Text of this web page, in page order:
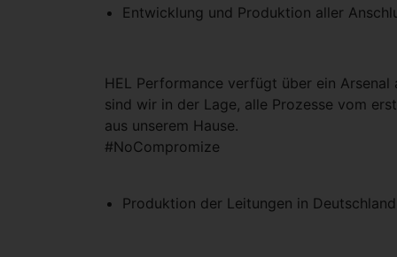
Entwicklung und Produktion aller
HEL Performance verfügt über ein
sind wir in der Lage, alle Prozesse vom
aus unserem Hause.
#NoCompromize
Produktion der Leitungen in